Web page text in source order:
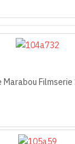
Filmserie